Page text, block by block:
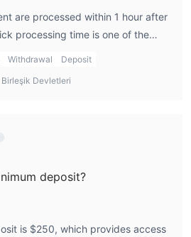
are processed within 1 hour after
processing time is one of the
that traders can access
method used, such as credit
Withdrawal
Deposit
Devletleri
deposit?
is $250, which provides access